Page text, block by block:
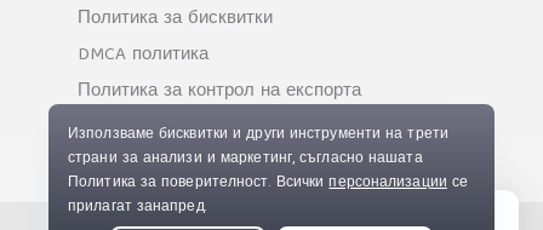
Политика за бисквитки
DMCA политика
Политика за контрол на експорта